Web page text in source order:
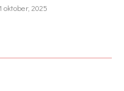
oktober, 2025